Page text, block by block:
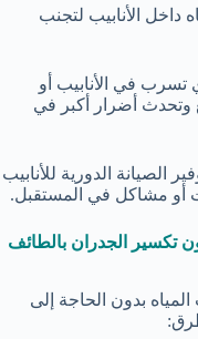
الأنابيب لتجنب
في الأنابيب أو
وتحدث أضرار أكبر في
الصيانة الدورية للأنابيب
مشاكل في المستقبل.
تكسير الجدران بالطائف
بدون الحاجة إلى